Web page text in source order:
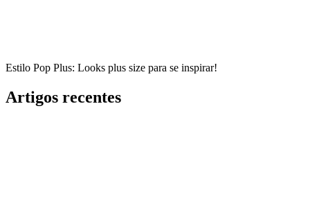
Estilo Pop Plus: Looks plus size para se inspirar!
Artigos recentes